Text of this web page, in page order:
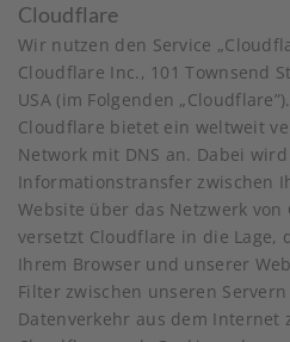
Cloudflare
Wir nutzen den Service
Cloudflare Inc., 101 Townsend
USA (im Folgenden „Cloudflare”).
Cloudflare bietet ein weltweit
Network mit DNS an. Dabei
Informationstransfer zwischen
Website über das Netzwerk
versetzt Cloudflare in die Lage,
Ihrem Browser und unserer
Filter zwischen unseren
Datenverkehr aus dem Internet